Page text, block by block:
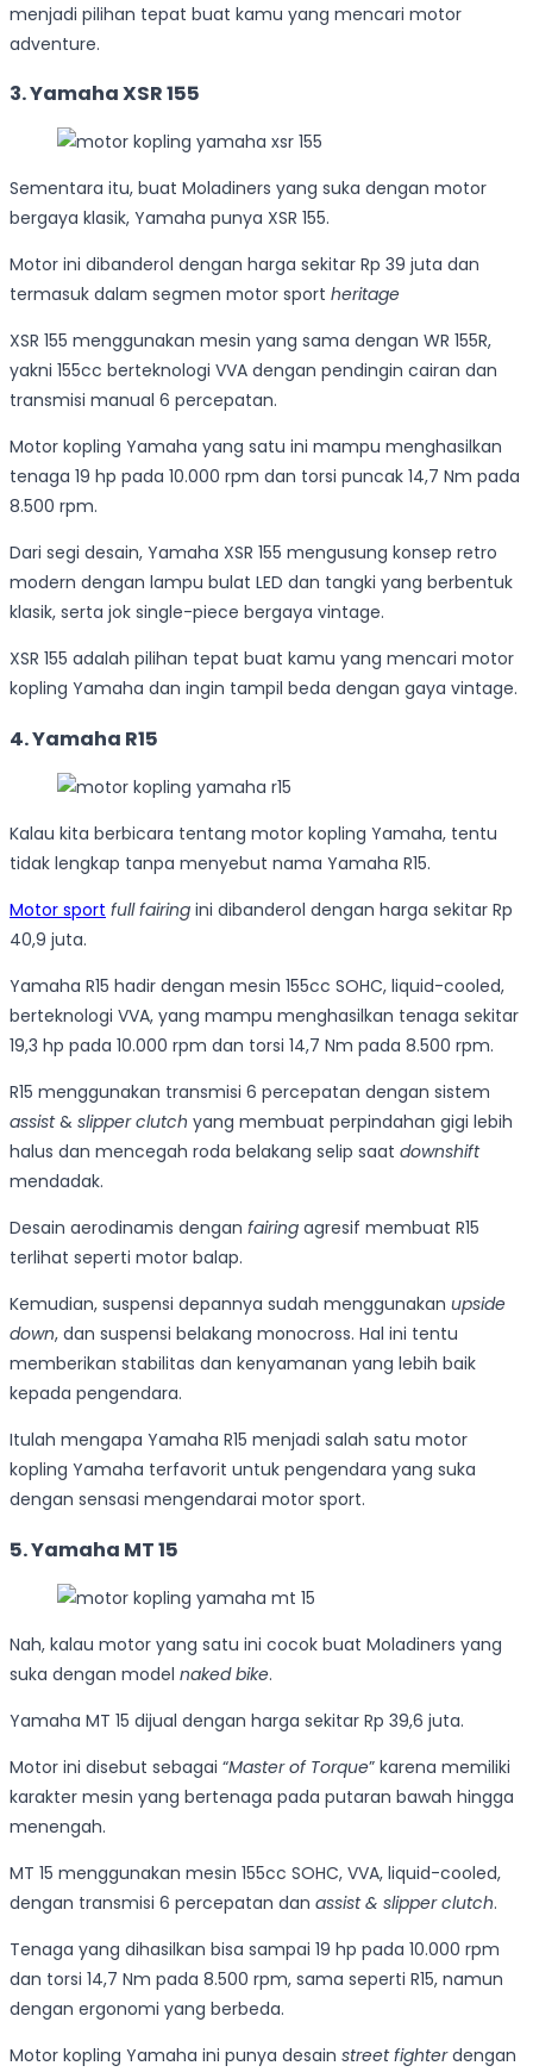
menjadi pilihan tepat buat kamu yang mencari motor
adventure.
3. Yamaha XSR 155
Sementara itu, buat Moladiners yang suka dengan motor
bergaya klasik, Yamaha punya XSR 155.
Motor ini dibanderol dengan harga sekitar Rp 39 juta dan
termasuk dalam segmen motor sport heritage
XSR 155 menggunakan mesin yang sama dengan WR 155R,
yakni 155cc berteknologi VVA dengan pendingin cairan dan
transmisi manual 6 percepatan.
Motor kopling Yamaha yang satu ini mampu menghasilkan
tenaga 19 hp pada 10.000 rpm dan torsi puncak 14,7 Nm pada
8.500 rpm.
Dari segi desain, Yamaha XSR 155 mengusung konsep retro
modern dengan lampu bulat LED dan tangki yang berbentuk
klasik, serta jok single-piece bergaya vintage.
XSR 155 adalah pilihan tepat buat kamu yang mencari motor
kopling Yamaha dan ingin tampil beda dengan gaya vintage.
4. Yamaha R15
Kalau kita berbicara tentang motor kopling Yamaha, tentu
tidak lengkap tanpa menyebut nama Yamaha R15.
Motor sport full fairing ini dibanderol dengan harga sekitar Rp
40,9 juta.
Yamaha R15 hadir dengan mesin 155cc SOHC, liquid-cooled,
berteknologi VVA, yang mampu menghasilkan tenaga sekitar
19,3 hp pada 10.000 rpm dan torsi 14,7 Nm pada 8.500 rpm.
R15 menggunakan transmisi 6 percepatan dengan sistem
assist& slipper clutch yang membuat perpindahan gigi lebih
halus dan mencegah roda belakang selip saat downshift
mendadak.
Desain aerodinamis dengan fairing agresif membuat R15
terlihat seperti motor balap.
Kemudian, suspensi depannya sudah menggunakan upside
down, dan suspensi belakang monocross. Hal ini tentu
memberikan stabilitas dan kenyamanan yang lebih baik
kepada pengendara.
Itulah mengapa Yamaha R15 menjadi salah satu motor
kopling Yamaha terfavorit untuk pengendara yang suka
dengan sensasi mengendarai motor sport.
5. Yamaha MT 15
Nah, kalau motor yang satu ini cocok buat Moladiners yang
suka dengan model naked bike.
Yamaha MT 15 dijual dengan harga sekitar Rp 39,6 juta.
Motor ini disebut sebagai “Master of Torque” karena memiliki
karakter mesin yang bertenaga pada putaran bawah hingga
menengah.
MT 15 menggunakan mesin 155cc SOHC, VVA, liquid-cooled,
dengan transmisi 6 percepatan dan assist & slipper clutch.
Tenaga yang dihasilkan bisa sampai 19 hp pada 10.000 rpm
dan torsi 14,7 Nm pada 8.500 rpm, sama seperti R15, namun
dengan ergonomi yang berbeda.
Motor kopling Yamaha ini punya desain street fighterdengan